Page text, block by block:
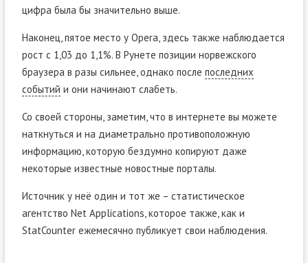
цифра была бы значительно выше.
Наконец, пятое место у Opera, здесь также наблюдается
рост с 1,03 до 1,1%. В Рунете позиции норвежского
браузера в разы сильнее, однако после последних
событий и они начинают слабеть.
Со своей стороны, заметим, что в интернете вы можете
наткнуться и на диаметрально противоположную
информацию, которую бездумно копируют даже
некоторые известные новостные порталы.
Источник у неё один и тот же – статистическое
агентство Net Applications, которое также, как и
StatCounter ежемесячно публикует свои наблюдения.